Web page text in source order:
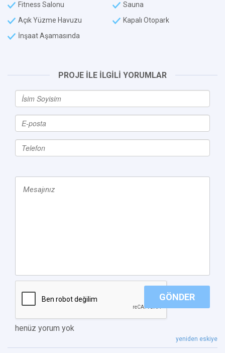
Fitness Salonu
Sauna
Açık Yüzme Havuzu
Kapalı Otopark
İnşaat Aşamasında
PROJE İLE İLGİLİ YORUMLAR
GÖNDER
henüz yorum yok
yeniden eskiye